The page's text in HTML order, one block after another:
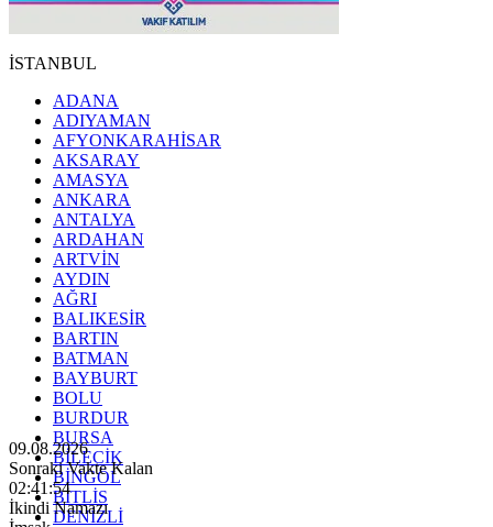
İSTANBUL
ADANA
ADIYAMAN
AFYONKARAHİSAR
AKSARAY
AMASYA
ANKARA
ANTALYA
ARDAHAN
ARTVİN
AYDIN
AĞRI
BALIKESİR
BARTIN
BATMAN
BAYBURT
BOLU
BURDUR
BURSA
BİLECİK
BİNGÖL
BİTLİS
DENİZLİ
09.08.2026
Sonraki Vakte Kalan
02:41:53
İkindi Namazı